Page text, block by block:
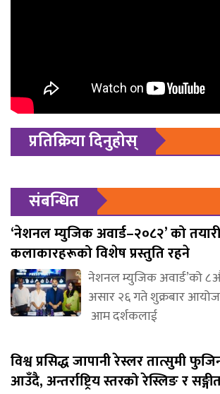
प्रतिक्रिया दिनुहोस्
संबन्धित
‘नेशनल म्युजिक अवार्ड–२०८२’ को
कलाकारहरूको विशेष प्रस्तुति रहने
नेशनल म्युजिक अवार्ड’को
असार २६ गते शुक्रबार
आम दर्शकलाई
विश्व प्रसिद्ध जापानी रेस्लर तात्सुमी
आउँदै, अन्तर्राष्ट्रिय स्तरको रेस्लिङ र